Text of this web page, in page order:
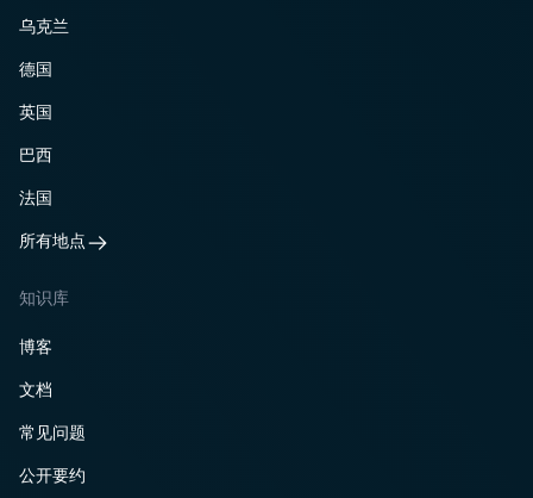
乌克兰
德国
英国
巴西
法国
所有地点
知识库
博客
文档
常见问题
公开要约